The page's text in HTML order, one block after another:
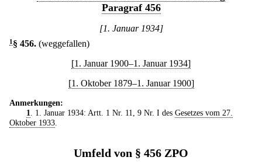
Paragraf 456
[1. Januar 1934]
1 § 456. (weggefallen)
[1. Januar 1900–1. Januar 1934]
[1. Oktober 1879–1. Januar 1900]
Anmerkungen:
1
. 1. Januar 1934: Artt. 1 Nr. 11, 9 Nr. I des Gesetzes vom 27.
Oktober 1933
Umfeld von § 456 ZPO